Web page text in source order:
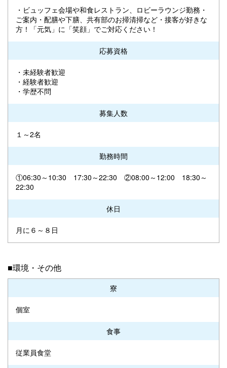
・ビュッフェ会場や和食レストラン、ロビーラウンジ勤務・
ご案内・配膳や下膳、共有部のお掃清掃など・接客が好きな
方！「元気」に「笑顔」でご対応ください！
応募資格
・未経験者歓迎
・経験者歓迎
・学歴不問
募集人数
１～2名
勤務時間
①06:30～10:30 17:30～22:30 ②08:00～12:00 18:30～
22:30
休日
月に６～８日
■環境・その他
寮
個室
食事
従業員食堂